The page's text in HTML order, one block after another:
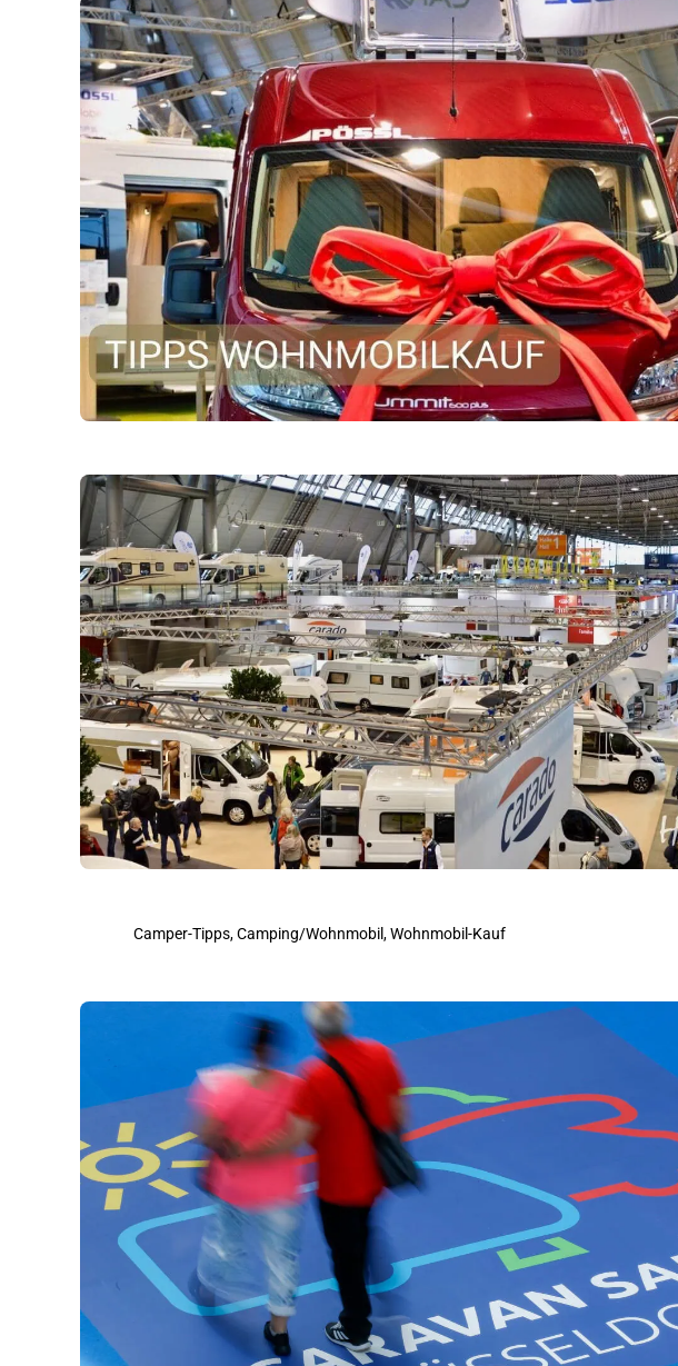
Camper-Tipps, Camping/Wohnmobil, Wohnmobil-Kauf